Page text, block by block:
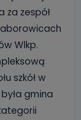
za zespół
Wlkp.
szkół w
gmina